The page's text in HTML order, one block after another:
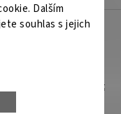
Dalším
souhlas s jejich
Upravit